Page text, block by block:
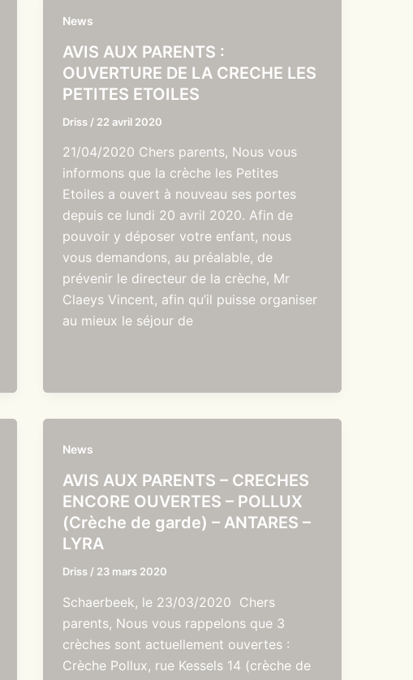
News
AVIS AUX PARENTS :
OUVERTURE DE LA CRECHE LES
PETITES ETOILES
Driss / 22 avril 2020
21/04/2020 Chers parents, Nous vous
informons que la crèche les Petites
Etoiles a ouvert à nouveau ses portes
depuis ce lundi 20 avril 2020. Afin de
pouvoir y déposer votre enfant, nous
vous demandons, au préalable, de
prévenir le directeur de la crèche, Mr
Claeys Vincent, afin qu’il puisse organiser
au mieux le séjour de
News
AVIS AUX PARENTS – CRECHES
ENCORE OUVERTES – POLLUX
(Crèche de garde) – ANTARES –
LYRA
Driss / 23 mars 2020
Schaerbeek, le 23/03/2020 Chers
parents, Nous vous rappelons que 3
crèches sont actuellement ouvertes :
Crèche Pollux, rue Kessels 14 (crèche de